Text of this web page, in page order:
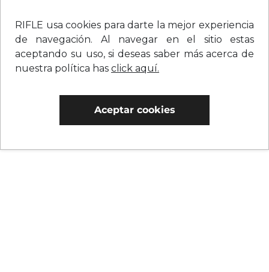
RIFLE usa cookies para darte la mejor experiencia
de navegación. Al navegar en el sitio estas
aceptando su uso, si deseas saber más acerca de
nuestra política has click aquí.
Aceptar cookies